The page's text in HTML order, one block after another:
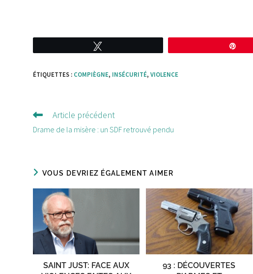
ÉTIQUETTES : COMPIÈGNE, INSÉCURITÉ, VIOLENCE
Lire
d'autres
Article précédent
Drame de la misère : un SDF retrouvé pendu
VOUS DEVRIEZ ÉGALEMENT AIMER
SAINT JUST: FACE AUX
93 : DÉCOUVERTES